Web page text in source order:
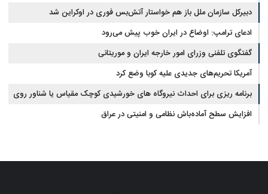
دبیرکل سازمان ملل باز هم خواستار آتش‌بس فوری در اوکراین شد
ادعای ترامپ: اوضاع در ایران خوب پیش می‌رود
گفتگوی تلفنی وزرای امور خارجه ایران و موریتانی
آمریکا تحریم‌های جدیدی علیه کوبا وضع کرد
برنامه ریزی برای احداث نیروگاه های خورشیدی کوچک مقیاس یا شناور روی
آب در مازندران
افزایش سطح آماده‌باش نظامی و امنیتی در عراق